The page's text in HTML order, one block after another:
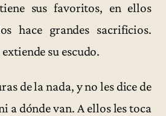
sus favoritos, en ellos
hace grandes sacrificios.
su escudo.
de la nada, y no les dice de
a dónde van. A ellos les toca